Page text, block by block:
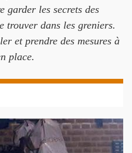
garder les secrets des
trouver dans les greniers.
et prendre des mesures à
place.